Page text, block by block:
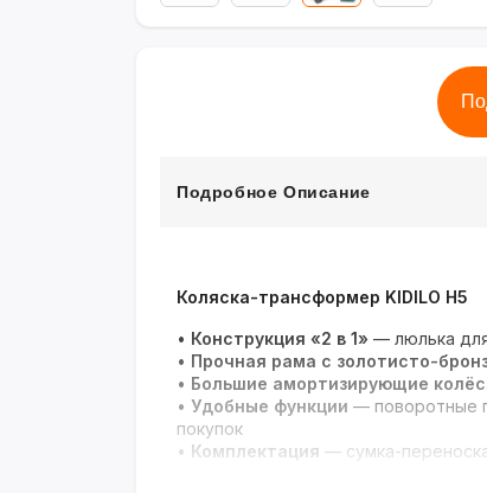
Подробное Описание
Коляска-трансформер KIDILO H5
• Конструкция «2 в 1» — люлька
• Прочная рама с золотисто-
• Большие амортизирующие
• Удобные функции — поворотные
покупок
• Комплектация — сумка-